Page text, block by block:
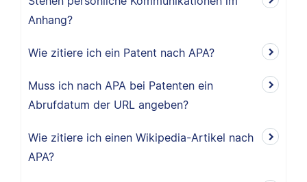
Anhang?
Wie zitiere ich ein Patent nach APA?
Muss ich nach APA bei Patenten ein
Abrufdatum der URL angeben?
Wie zitiere ich einen Wikipedia-Artikel nach
APA?